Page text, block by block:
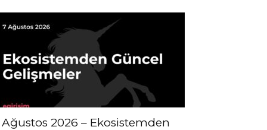
2026 – Ekosistemden